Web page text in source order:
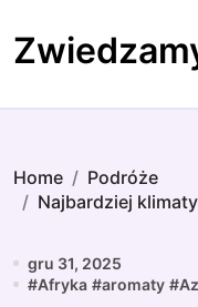
to
content
Home
Podróże
Najbardziej
gru 31, 2025
#Afryka #aromaty #